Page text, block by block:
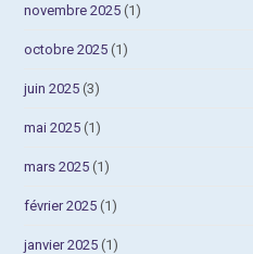
novembre 2025 (1)
octobre 2025 (1)
juin 2025 (3)
mai 2025 (1)
mars 2025 (1)
février 2025 (1)
janvier 2025 (1)